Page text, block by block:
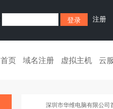
注册
首页 域名注册 虚拟主机 云
深圳市华维电脑有限公司